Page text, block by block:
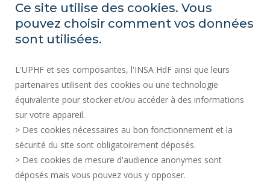
MAPA DEL SITIO
DATOS PERSONALES
CONTRATACIÓN PÚBLICA
INFORMACIÓN LEGAL
CRÉDITOS
SALA DE PRENSA
SERVICIOS PÚBLICOS +
Ce site utilise des cookies. Vous
pouvez choisir comment vos données
sont utilisées.
L'UPHF et ses composantes, l'INSA HdF ainsi que leurs
partenaires utilisent des cookies ou une technologie
équivalente pour stocker et/ou accéder à des informations
sur votre appareil.
> Des cookies nécessaires au bon fonctionnement et la
sécurité du site sont obligatoirement déposés.
> Des cookies de mesure d'audience anonymes sont
déposés mais vous pouvez vous y opposer.